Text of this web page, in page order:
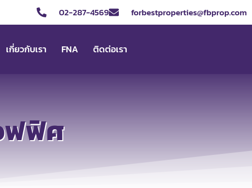
02-287-4569 forbestproperties@fbprop.com
เกี่ยวกับเรา FNA ติดต่อเรา
ฟฟิศ